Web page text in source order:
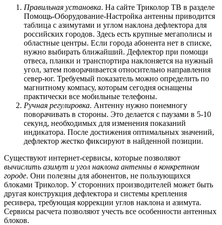
Правильная установка. На сайте Триколор ТВ в разделе
Помощь-Оборудование-Настройка антенны приводится
таблица с азимутами и углом наклона дефлектора для
российских городов. Здесь есть крупные мегаполисы и
областные центры. Если города абонента нет в списке,
нужно выбирать ближайший. Дефлектор при помощи
отвеса, планки и транспортира наклоняется на нужный
угол, затем поворачивается относительно направления
север-юг. Требуемый показатель можно определить по
магнитному компасу, которым сегодня оснащены
практически все мобильные телефоны.
Ручная регулировка. Антенну нужно понемногу
поворачивать в стороны. Это делается с паузами в 5-10
секунд, необходимых для изменения показаний
индикатора. После достижения оптимальных значений,
дефлектор жестко фиксируют в найденной позиции.
Существуют интернет-сервисы, которые позволяют
вычислить азимут и угол наклона антенны в конкретном
городе. Они полезны для абонентов, не пользующихся
блоками Триколор. У сторонних производителей может быть
другая конструкция дефлектора и системы крепления
ресивера, требующая коррекции углов наклона и азимута.
Сервисы расчета позволяют учесть все особенности антенных
блоков.